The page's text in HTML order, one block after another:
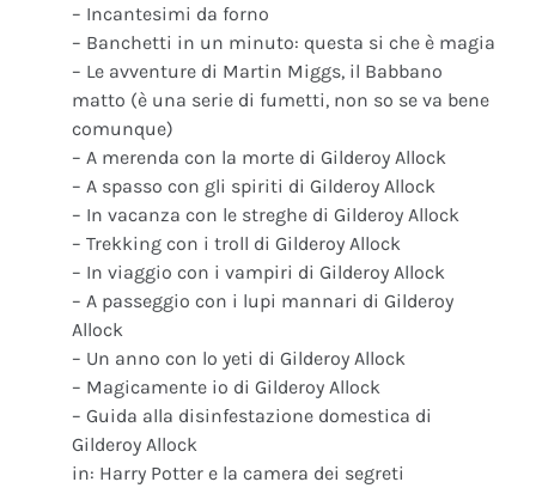
– Incantesimi da forno
– Banchetti in un minuto: questa si che è magia
– Le avventure di Martin Miggs, il Babbano
matto (è una serie di fumetti, non so se va bene
comunque)
– A merenda con la morte di Gilderoy Allock
– A spasso con gli spiriti di Gilderoy Allock
– In vacanza con le streghe di Gilderoy Allock
– Trekking con i troll di Gilderoy Allock
– In viaggio con i vampiri di Gilderoy Allock
– A passeggio con i lupi mannari di Gilderoy
Allock
– Un anno con lo yeti di Gilderoy Allock
– Magicamente io di Gilderoy Allock
– Guida alla disinfestazione domestica di
Gilderoy Allock
in: Harry Potter e la camera dei segreti